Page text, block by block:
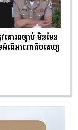
ោរពច្បាប់ មិនមែន
មអំពើអាណាធិបតេយ្យ